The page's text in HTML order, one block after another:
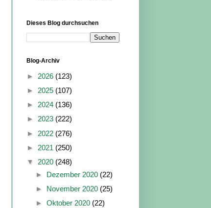
Dieses Blog durchsuchen
Blog-Archiv
► 2026 (123)
► 2025 (107)
► 2024 (136)
► 2023 (222)
► 2022 (276)
► 2021 (250)
▼ 2020 (248)
► Dezember 2020 (22)
► November 2020 (25)
► Oktober 2020 (22)